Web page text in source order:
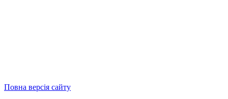
Повна версія сайту